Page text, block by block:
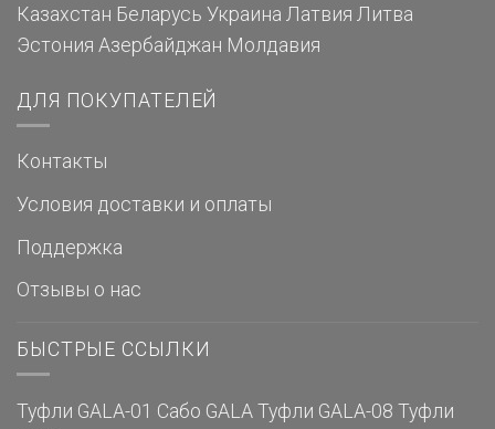
Казахстан Беларусь Украина Латвия Литва
Эстония Азербайджан Молдавия
ДЛЯ ПОКУПАТЕЛЕЙ
Контакты
Условия доставки и оплаты
Поддержка
Отзывы о нас
БЫСТРЫЕ ССЫЛКИ
Туфли GALA-01 Сабо GALA Туфли GALA-08 Туфли